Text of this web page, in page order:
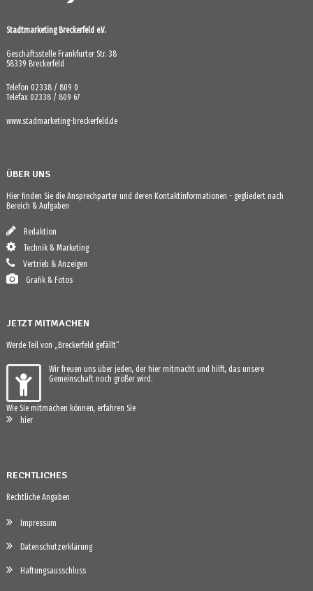
Stadtmarketing Breckerfeld e.V.
Geschäftsstelle Frankfurter Str. 38
58339 Breckerfeld
Telefon 02338 / 809 0
Telefax 02338 / 809 67
www.stadmarketing-breckerfeld.de
ÜBER UNS
Hier finden Sie die Ansprechparter und deren Kontaktinformationen - gegliedert nach
Bereich & Aufgaben
Redaktion
Technik & Marketing
Vertrieb & Anzeigen
Grafik & Fotos
JETZT MITMACHEN
Werde Teil von „Breckerfeld gefällt“
Wir freuen uns über jeden, der hier mitmacht und hilft, das unsere
Gemeinschaft noch größer wird.
Wie Sie mitmachen können, erfahren Sie
hier
RECHTLICHES
Rechtliche Angaben
Impressum
Datenschutzerklärung
Haftungsausschluss